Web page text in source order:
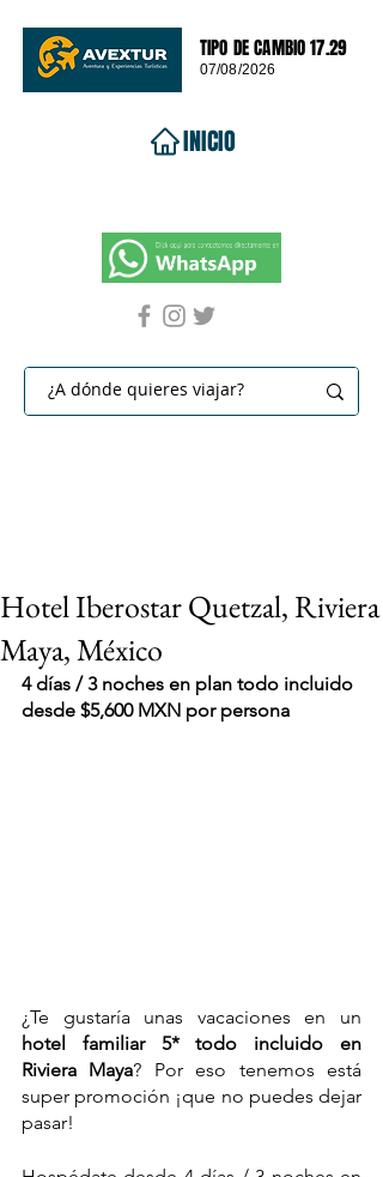
TIPO DE CAMBIO 17.29
07/08/2026
INICIO
VIAJES 2027
Hotel Iberostar Quetzal, Riviera
Maya, México
4 días / 3 noches en plan todo incluido
desde $5,600 MXN por persona
hotel familiar 5* todo incluido en
Riviera Maya? Por eso tenemos está
super promoción ¡que no puedes dejar
pasar!